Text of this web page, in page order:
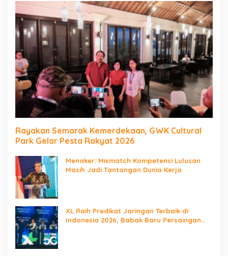
Rayakan Semarak Kemerdekaan, GWK Cultural
Park Gelar Pesta Rakyat 2026
Menaker: Mismatch Kompetensi Lulusan
Masih Jadi Tantangan Dunia Kerja
XL Raih Predikat Jaringan Terbaik di
Indonesia 2026, Babak Baru Persaingan